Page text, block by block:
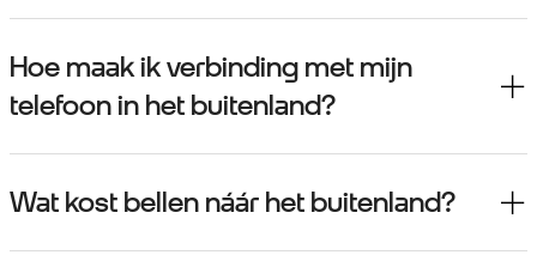
Hoe maak ik verbinding met mijn
telefoon in het buitenland?
Wat kost bellen náár het buitenland?